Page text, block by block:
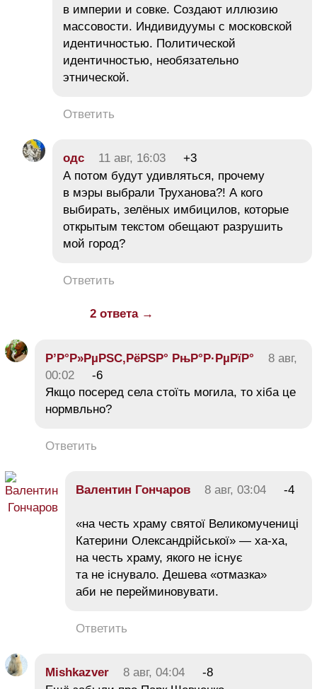
в империи и совке. Создают иллюзию
массовости. Индивидуумы с московской
идентичностью. Политической
идентичностью, необязательно
этнической.
Ответить
одс 11 авг, 16:03
+3
А потом будут удивляться, прочему
в мэры выбрали Труханова?! А кого
выбирать, зелёных имбицилов, которые
открытым текстом обещают разрушить
мой город?
Ответить
2 ответа →
Р’Р°Р»РµРЅС‚РёРЅР° РњР°Р·РµРїР°
8 авг,
00:02
-6
Якщо посеред села стоїть могила, то хіба це
нормвльно?
Ответить
Валентин Гончаров 8 авг, 03:04 -4
«на честь храму святої Великомучениці
Катерини Олександрійської» — ха-ха,
на честь храму, якого не існує
та не існувало. Дешева «отмазка»
аби не перейминовувати.
Ответить
Mishkazver 8 авг, 04:04
-8